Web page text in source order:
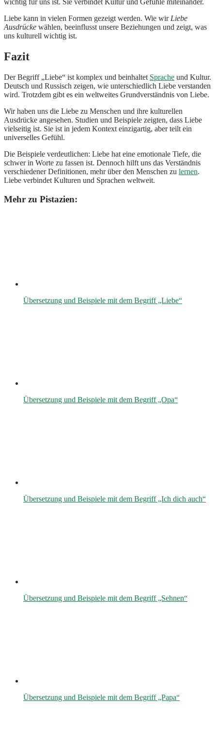
wichtig für uns ist. Sie verbindet Kultur und Gefühle miteinander.
Liebe kann in vielen Formen gezeigt werden. Wie wir Liebe
Ausdrücke wählen, beeinflusst unsere Beziehungen und zeigt, was
uns kulturell wichtig ist.
Fazit
Der Begriff „Liebe“ ist komplex und beinhaltet Sprache und Kultur.
Deutsch und Russisch zeigen, wie unterschiedlich Liebe verstanden
wird. Trotzdem gibt es ein weltweites Grundverständnis von Liebe.
Wir haben uns die Liebe zu Menschen und ihre kulturellen
Ausdrücke angesehen. Studien und Beispiele zeigten, dass Liebe
vielseitig ist. Sie ist in jedem Kontext einzigartig, aber teilt ein
universelles Gefühl.
Die Beispiele verdeutlichen: Liebe hat eine emotionale Tiefe, die
schwer in Worte zu fassen ist. Dennoch hilft uns das Verständnis
verschiedener Definitionen, mehr über den Menschen zu lernen.
Liebe verbindet Kulturen und Sprachen weltweit.
Mehr zu Pistazien:
Übersetzung und Beispiele mit dem Begriff „Liebe“
Übersetzung und Beispiele mit dem Begriff „Opa“
Übersetzung und Beispiele mit dem Begriff „Ich dich auch“
Übersetzung und Beispiele mit dem Begriff „Sehnen“
Übersetzung und Beispiele mit dem Begriff „Papa“